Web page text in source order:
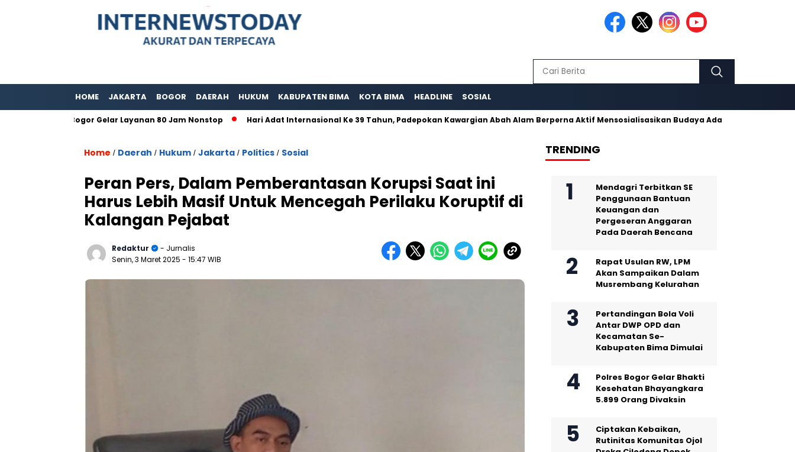
HOME JAKARTA BOGOR DAERAH HUKUM KABUPATEN BIMA KOTA BIMA HEADLINE SOSIAL
Bogor Gelar Layanan 80 Jam Nonstop Hari Adat Internasional Ke 39 Tahun, Padepokan Kawargian Abah Alam Berperna Aktif Mensosialisasikan Budaya Adat Pusaka Kujang
Home / Daerah / Hukum / Jakarta / Politics / Sosial
Peran Pers, Dalam Pemberantasan Korupsi Saat ini
Harus Lebih Masif Untuk Mencegah Perilaku Koruptif di
Kalangan Pejabat
Redaktur
- Jurnalis
Senin, 3 Maret 2025 - 15:47 WIB
TRENDING
Mendagri Terbitkan SE
Penggunaan Bantuan
Keuangan dan
Pergeseran Anggaran
Pada Daerah Bencana
Rapat Usulan RW, LPM
Akan Sampaikan Dalam
Musrembang Kelurahan
Pertandingan Bola Voli
Antar DWP OPD dan
Kecamatan Se-
Kabupaten Bima Dimulai
Polres Bogor Gelar Bhakti
Kesehatan Bhayangkara
5.899 Orang Divaksin
Ciptakan Kebaikan,
Rutinitas Komunitas Ojol